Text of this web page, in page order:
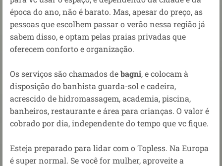
época do ano, não é barato. Mas, apesar do preço, as
pessoas que escolhem passar o verão nessa região já
sabem disso, e optam pelas praias privadas que
oferecem conforto e organização.
Os serviços são chamados debagni, e colocam à
disposição do banhista guarda-sol e cadeira,
acrescido de hidromassagem, academia, piscina,
banheiros, restaurante e área para crianças. O valor é
cobrado por dia, independente do tempo que vc fique.
Esteja preparado para lidar com o Topless. Na Europa
é super normal. Se você for mulher, aproveite a